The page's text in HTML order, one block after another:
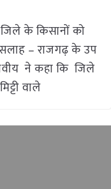
के किसानों को
– राजगढ़ के उप
ने कहा कि जिले
वाले